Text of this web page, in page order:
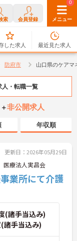
索 会員登録 メニュー
0
した求人
0
最近見た求人
防府市 山口県のケアマ
人・転職一覧
非公開求人
年収順
更新日：2026年05月29日
医療法人実昌会
業所にて介護
(諸手当込み)
諸手当込み)